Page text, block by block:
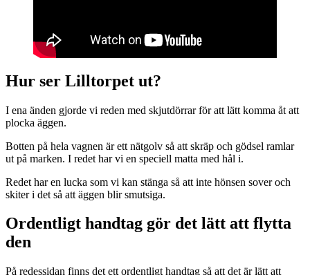
Hur ser Lilltorpet ut?
I ena änden gjorde vi reden med skjutdörrar för att lätt komma åt att
plocka äggen.
Botten på hela vagnen är ett nätgolv så att skräp och gödsel ramlar
ut på marken. I redet har vi en speciell matta med hål i.
Redet har en lucka som vi kan stänga så att inte hönsen sover och
skiter i det så att äggen blir smutsiga.
Ordentligt handtag gör det lätt att flytta
den
På redessidan finns det ett ordentligt handtag så att det är lätt att